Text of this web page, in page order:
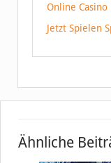
Online Casino
Jetzt Spielen
Ähnliche